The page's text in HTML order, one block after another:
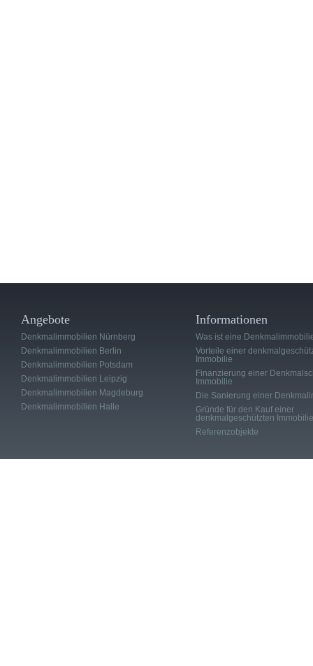
Angebote
Denkmalimmobilien Nürnberg
Denkmalimmobilien Berlin
Denkmalimmobilien Potsdam
Denkmalimmobilien Leipzig
Denkmalimmobilien Magdeburg
Denkmalimmobilien Halle
Informationen
Was ist eine
Vorteile einer
Immobilie
Finanzierung einer
Immobilie
Die Sanierung einer
Gründe für den Kauf einer
denkmalgeschützten Immobilie
Referenzobjekte